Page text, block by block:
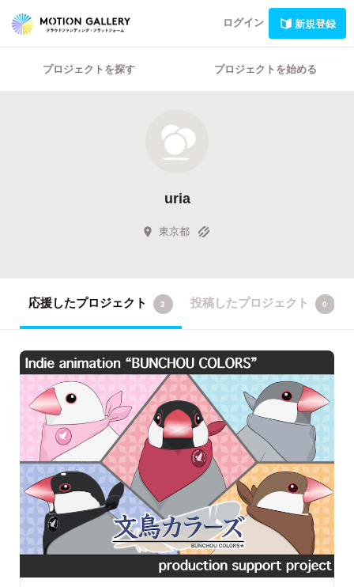
ログイン 新規登録
プロジェクトを探す プロジェクトを始める
uria
東京都
応援したプロジェクト 3 投稿したプロジェクト 0